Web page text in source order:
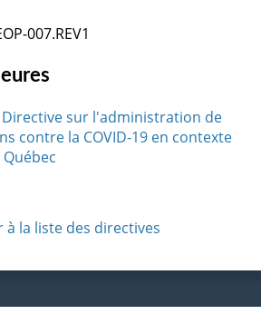
007.REV1
Directive sur l'administration de
contre la COVID-19 en contexte
à la liste des directives